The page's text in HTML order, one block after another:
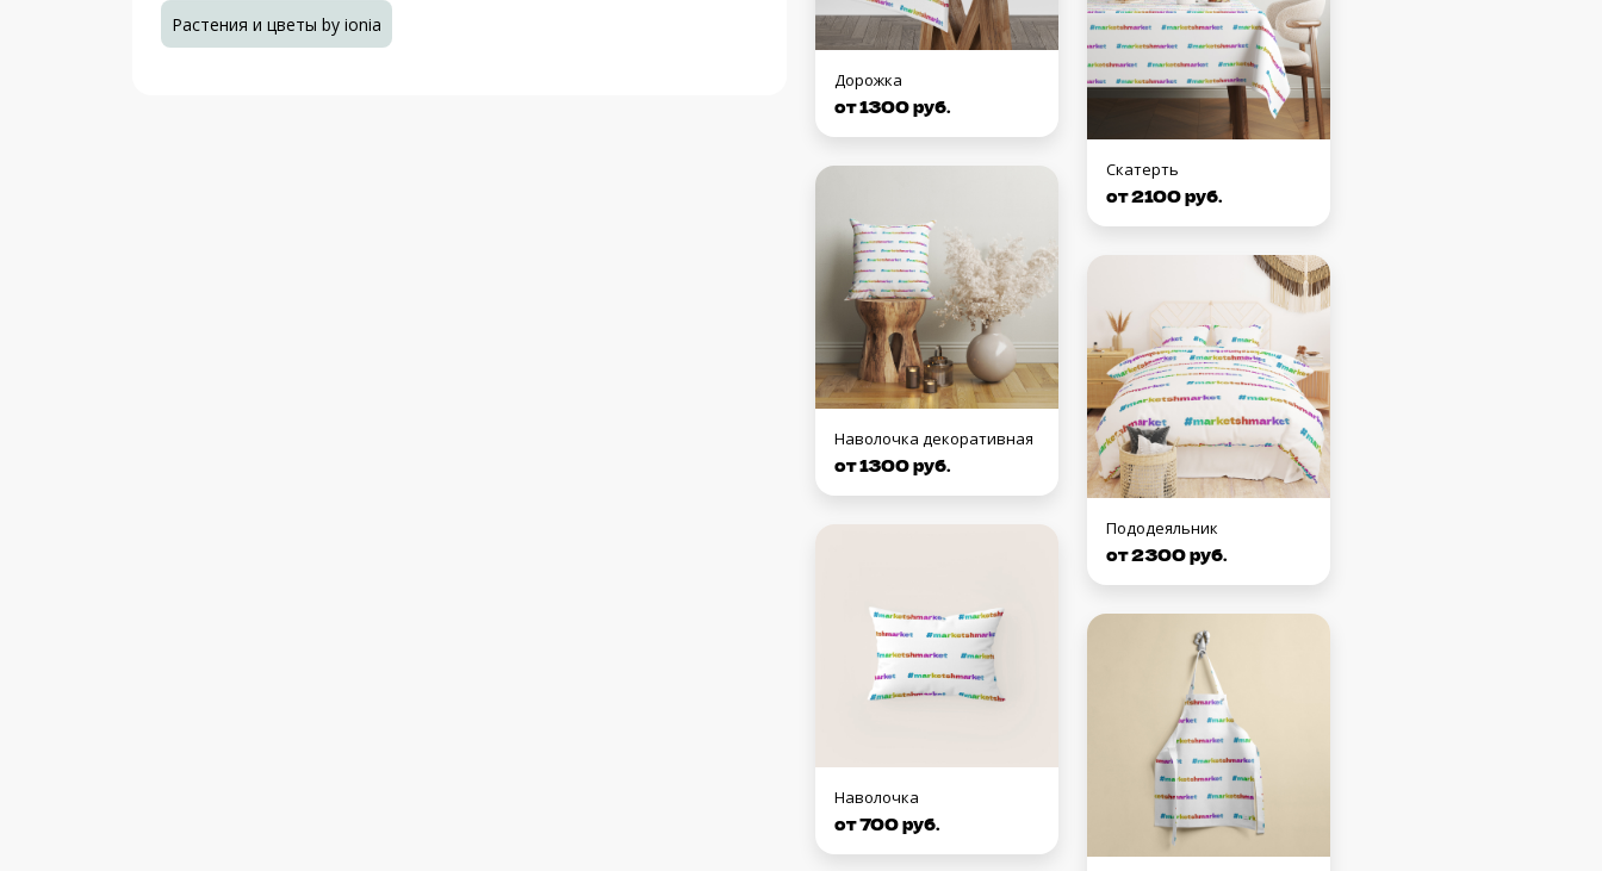
Дорожка
от 1300 руб.
Наволочка декоративная
от 1300 руб.
Наволочка
от 700 руб.
Скатерть
от 2100 руб.
Пододеяльник
от 2300 руб.
Растения и цветы by ionia